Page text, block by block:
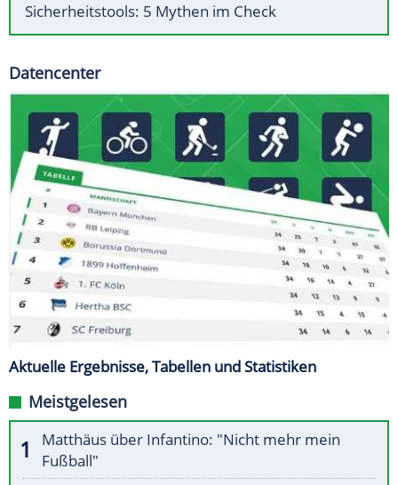
Sicherheitstools: 5 Mythen im Check
Datencenter
Aktuelle Ergebnisse, Tabellen und Statistiken
Meistgelesen
Matthäus über Infantino: "Nicht mehr mein
Fußball"